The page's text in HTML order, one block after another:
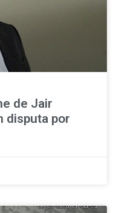
de Jair
disputa por